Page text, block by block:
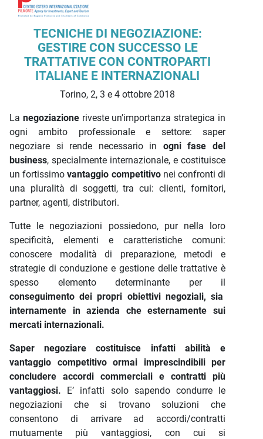
Descrizione iniziativa
TECNICHE DI NEGOZIAZIONE:
GESTIRE CON SUCCESSO LE
TRATTATIVE CON CONTROPARTI
ITALIANE E INTERNAZIONALI
Torino, 2, 3 e 4 ottobre 2018
La negoziazioneriveste un’importanza strategica in
ogni ambito professionale e settore: saper
negoziare si rende necessario in ogni fase del
business, specialmente internazionale, e costituisce
un fortissimovantaggio competitivonei confronti di
una pluralità di soggetti, tra cui: clienti, fornitori,
partner, agenti, distributori.
Tutte le negoziazioni possiedono, pur nella loro
specificità, elementi e caratteristiche comuni:
conoscere modalità di preparazione, metodi e
strategie di conduzione e gestione delle trattative è
spesso elemento determinante per il
conseguimento dei propri obiettivi negoziali, sia
internamente in azienda che esternamente sui
mercati internazionali.
Saper negoziare costituisce infatti abilità e
vantaggio competitivo ormai imprescindibili per
concludere accordi commerciali e contratti più
vantaggiosi. E’ infatti solo sapendo condurre le
negoziazioni che si trovano soluzioni che
consentono di arrivare ad accordi/contratti
mutuamente più vantaggiosi, con cui si